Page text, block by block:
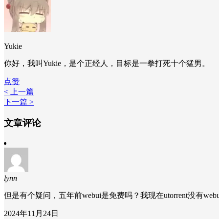
Yukie
你好，我叫Yukie，是个正经人，目标是一拳打死十个猛男。
点赞
< 上一篇
下一篇 >
文章评论
lynn
但是有个疑问，五年前webui是免费吗？我现在utorrent没有
2024年11月24日